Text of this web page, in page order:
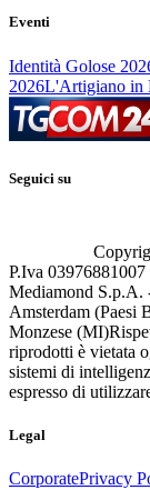
Eventi
Identità Golose
2026L'Artigiano in
Seguici su
P.Iva
Mediamond S.p.A.
Amsterdam (Paesi
Monzese (MI)
riprodotti è vietata
sistemi di
espresso di
Legal
CorporatePrivacy